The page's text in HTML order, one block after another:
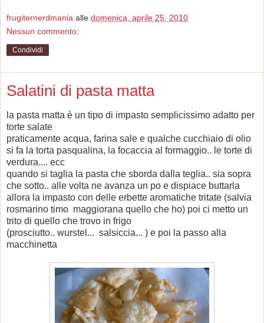
frugiternerdmania alle domenica, aprile 25, 2010
Nessun commento:
Condividi
Salatini di pasta matta
la pasta matta è un tipo di impasto semplicissimo adatto per
torte salate
praticamente acqua, farina sale e qualche cucchiaio di olio
si fa la torta pasqualina, la focaccia al formaggio.. le torte di
verdura.... ecc
quando si taglia la pasta che sborda dalla teglia.. sia sopra
che sotto.. alle volta ne avanza un po e dispiace buttarla
allora la impasto con delle erbette aromatiche tritate (salvia
rosmarino timo maggiorana quello che ho) poi ci metto un
trito di quello che trovo in frigo
(prosciutto.. wurstel... salsiccia... ) e poi la passo alla
macchinetta